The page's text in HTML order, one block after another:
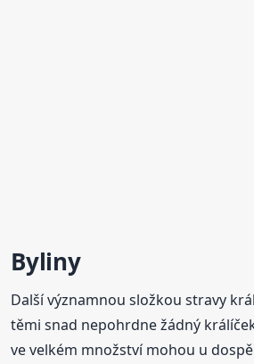
Byliny
Další významnou složkou stravy
těmi snad nepohrdne žádný
ve velkém množství mohou u